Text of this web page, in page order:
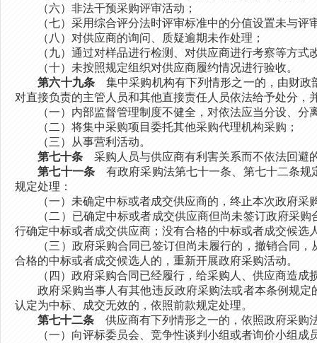
（六）非法干预采购评审活动；
（七）采用综合评分法时评审标准中的分值设置未与评
（八）对供应商的询问、质疑逾期未作处理；
（九）通过对样品进行检测、对供应商进行考察等方式
（十）未按照规定组织对供应商履约情况进行验收。
第六十九条集中采购机构有下列情形之一的，由财政
对直接负责的主管人员和其他直接责任人员依法给予处分，
（一）内部监督管理制度不健全，对依法应当分设、分
（二）将集中采购项目委托其他采购代理机构采购；
（三）从事营利活动。
第七十条 采购人员与供应商有利害关系而不依法回避
第七十一条有政府采购法第七十一条、第七十二条规
规定处理：
（一）未确定中标或者成交供应商的，终止本次政府采
（二）已确定中标或者成交供应商但尚未签订政府采购
行确定中标或者成交供应商；没有合格的中标或者成交候选
（三）政府采购合同已签订但尚未履行的，撤销合同，
合格的中标或者成交候选人的，重新开展政府采购活动。
（四）政府采购合同已经履行，给采购人、供应商造成
政府采购当事人有其他违反政府采购法或者本条例规定
认定为中标、成交无效的，依照前款规定处理。
第七十二条 供应商有下列情形之一的，依照政府采购
（一）向评标委员会、竞争性谈判小组或者询价小组成